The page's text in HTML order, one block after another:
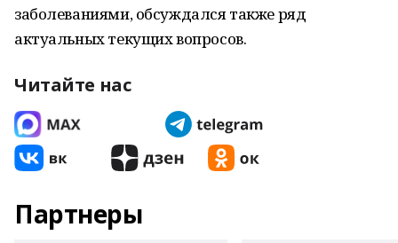
заболеваниями, обсуждался также ряд
актуальных текущих вопросов.
Читайте нас
Партнеры